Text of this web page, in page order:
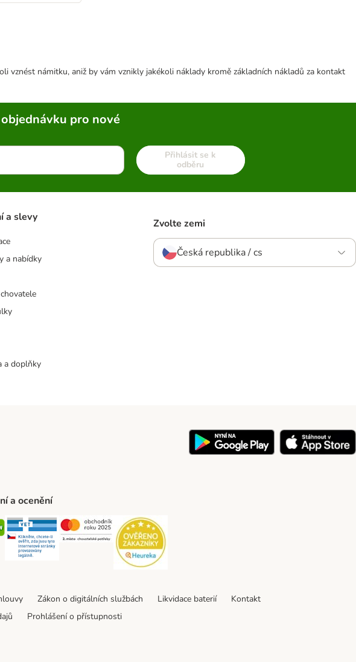
námitku, aniž by vám vznikly jakékoli náklady kromě základních nákladů za kontakt
pro nové
Přihlásit se k
odběru
a slevy
a nabídky
a doplňky
Zvolte zemi
Česká republika / cs
a ocenění
Security Security Security
Zákon o digitálních službách Likvidace baterií
Kontakt
Prohlášení o přístupnosti